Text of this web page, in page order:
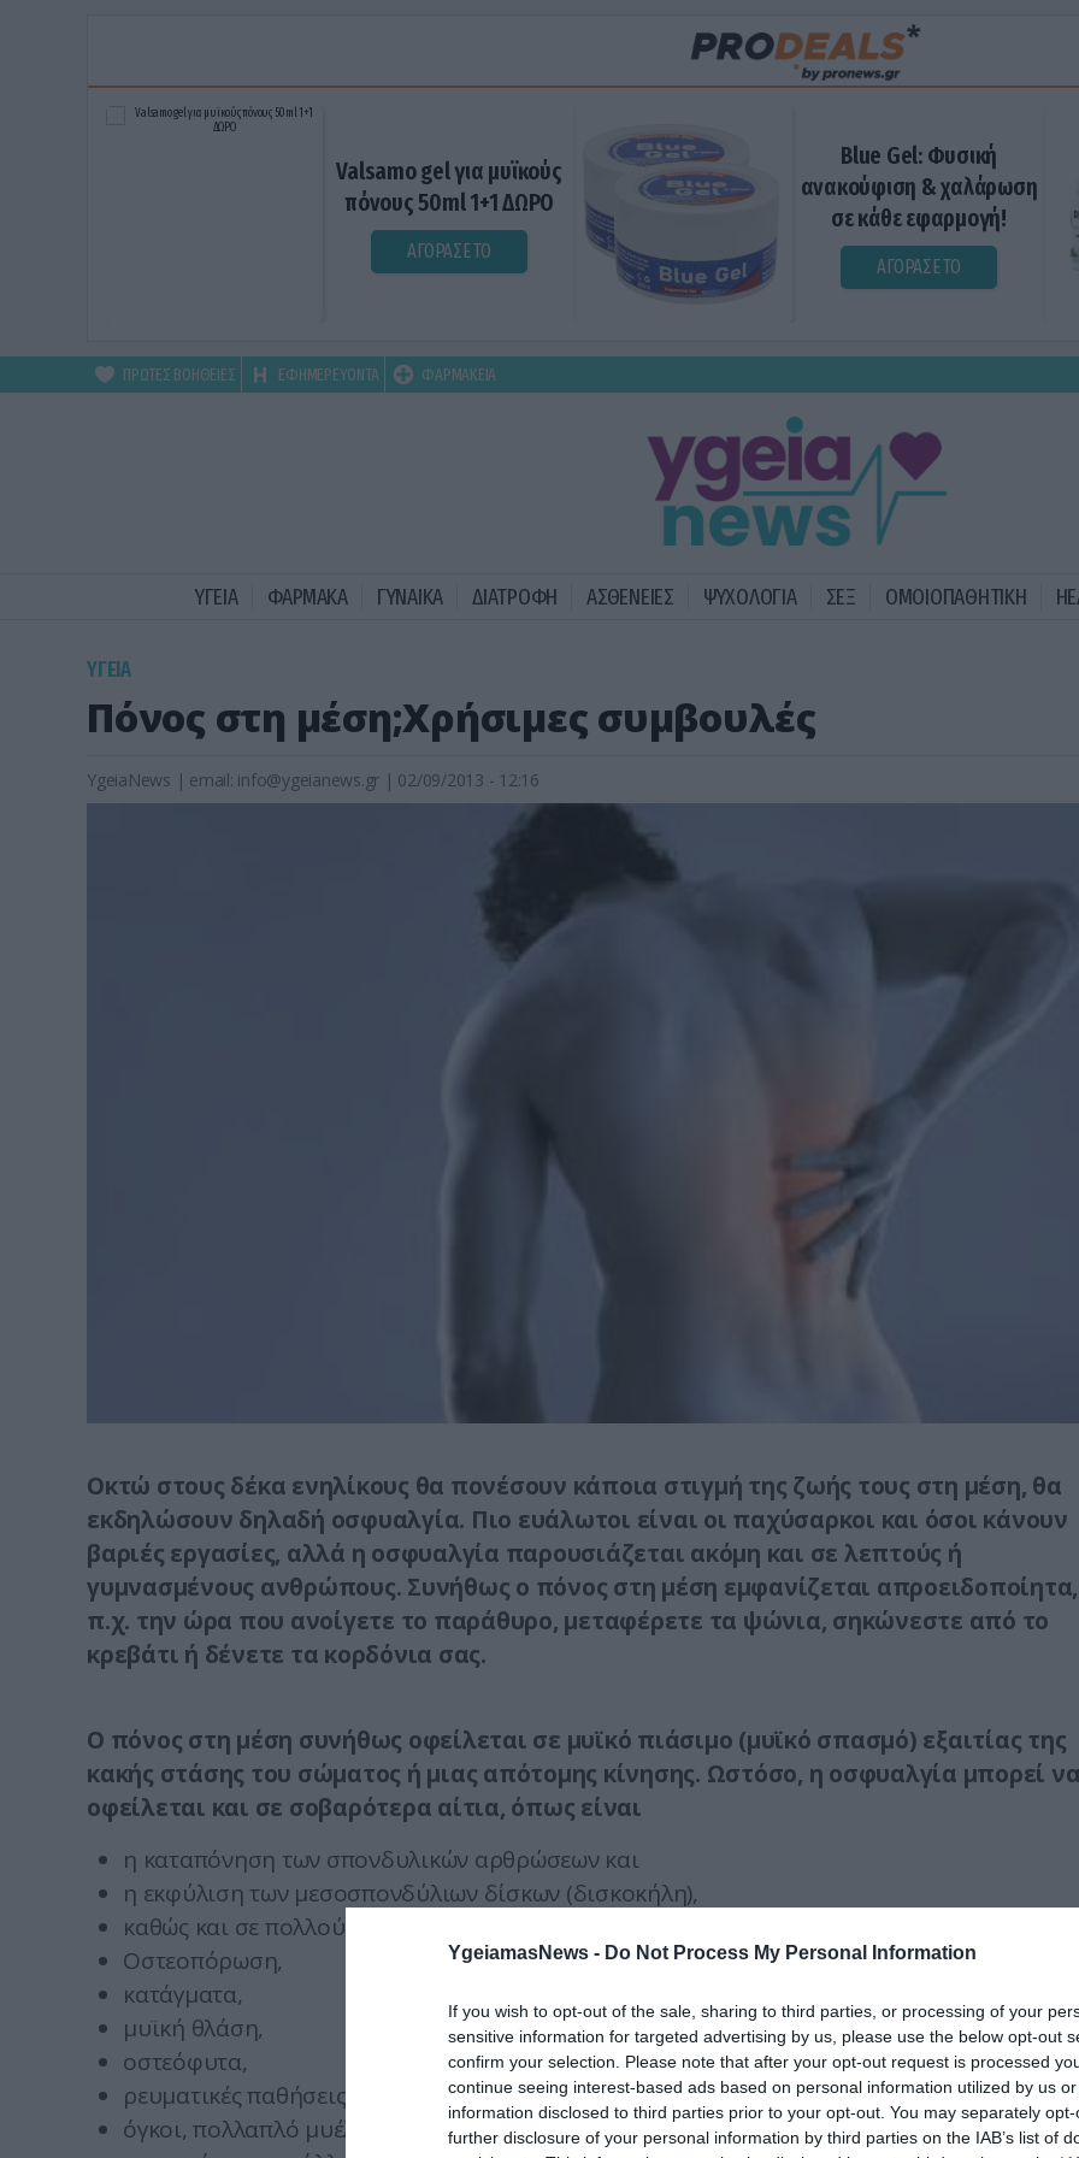
YgeiamasNews - Do Not Process My Personal Information
If you wish to opt-out of the sale, sharing to third parties, or processing of your
sensitive information for targeted advertising by us, please use the below opt-out
confirm your selection. Please note that after your opt-out request is processed
continue seeing interest-based ads based on personal information utilized by us
information disclosed to third parties prior to your opt-out. You may separately
further disclosure of your personal information by third parties on the IAB’s list of
Valsamo gel για μυϊκούς
πόνους 50ml 1+1 ΔΩΡΟ
ΑΓΟΡΑΣΕ ΤΟ
Blue Gel: Φυσική
ανακούφιση & χαλάρωση
σε κάθε εφαρμογή!
ΑΓΟΡΑΣΕ ΤΟ
ΠΡΩΤΕΣ ΒΟΗΘΕΙΕΣ ΕΦΗΜΕΡΕΥΟΝΤΑ ΦΑΡΜΑΚΕΙΑ
ΥΓΕΙΑ ΦΑΡΜΑΚΑ ΓΥΝΑΙΚΑ ΔΙΑΤΡΟΦΗ ΑΣΘΕΝΕΙΕΣ ΨΥΧΟΛΟΓΙΑ ΣΕΞ ΟΜΟΙΟΠΑΘΗΤΙΚΗ
ΥΓΕΙΑ
Πόνος στη μέση;Χρήσιμες συμβουλές
YgeiaNews | email: info@ygeianews.gr | 02/09/2013 - 12:16
Oκτώ στους δέκα ενηλίκους θα πονέσουν κάποια στιγμή της ζωής τους στη μέση, θα
εκδηλώσουν δηλαδή οσφυαλγία. Πιο ευάλωτοι είναι οι παχύσαρκοι και όσοι κάνουν
βαριές εργασίες, αλλά η οσφυαλγία παρουσιάζεται ακόμη και σε λεπτούς ή
γυμνασμένους ανθρώπους. Συνήθως ο πόνος στη μέση εμφανίζεται απροειδοποίητα,
π.χ. την ώρα που ανοίγετε το παράθυρο, μεταφέρετε τα ψώνια, σηκώνεστε από το
κρεβάτι ή δένετε τα κορδόνια σας.
O πόνος στη μέση συνήθως οφείλεται σε μυϊκό πιάσιμο (μυϊκό σπασμό) εξαιτίας της
κακής στάσης του σώματος ή μιας απότομης κίνησης. Ωστόσο, η οσφυαλγία μπορεί
οφείλεται και σε σοβαρότερα αίτια, όπως είναι
η καταπόνηση των σπονδυλικών αρθρώσεων και
η εκφύλιση των μεσοσπονδύλιων δίσκων (δισκοκήλη),
καθώς και σε πολλούς άλλους λόγους (σπονδυλοαρθρίτιδα, μεταβολικά νοσήματα κλπ.),
Οστεοπόρωση,
κατάγματα,
μυϊκή θλάση,
οστεόφυτα,
ρευματικές παθήσεις,
όγκοι, πολλαπλό μυέλωμα,